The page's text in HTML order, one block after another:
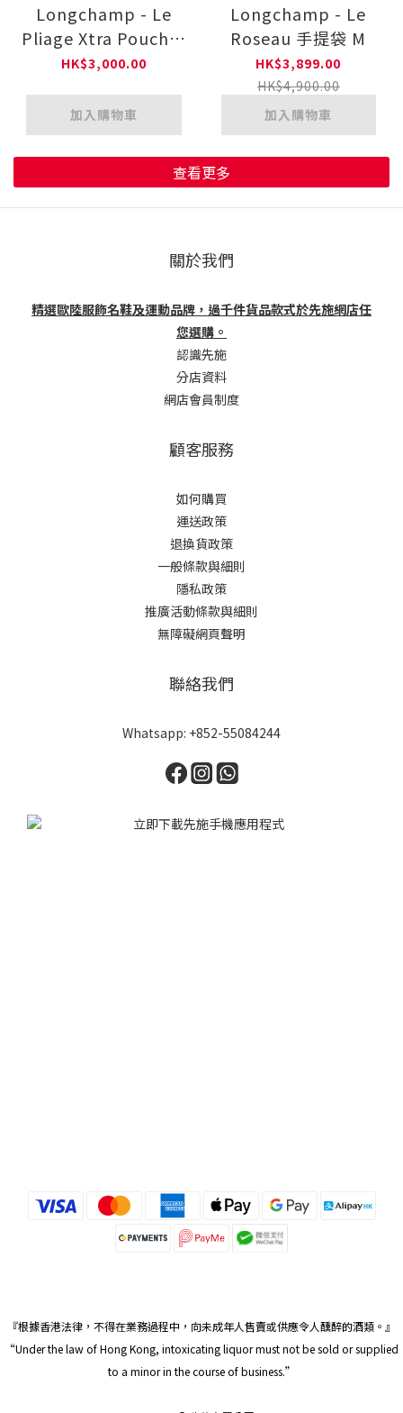
Longchamp - Le
Pliage Xtra Pouch包
XS
HK$3,000.00
加入購物車
Longchamp - Le
Roseau 手提袋 M
HK$3,899.00
HK$4,900.00
加入購物車
查看更多
關於我們
精選歐陸服飾名鞋及運動品牌，過千件貨品款式於先施網店任
您選購。
認識先施
分店資料
網店會員制度
顧客服務
如何購買
運送政策
退換貨政策
一般條款與細則
隱私政策
推廣活動條款與細則
無障礙網頁聲明
聯絡我們
Whatsapp: +852-55084244
『根據香港法律，不得在業務過程中，向未成年人售賣或供應令人醺醉的酒類。』
“Under the law of Hong Kong, intoxicating liquor must not be sold or supplied
to a minor in the course of business.”